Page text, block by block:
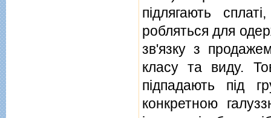
пiдлягають
робляться для
зв'язку з
класу та виду.
пiдпадають пiд
конкретною